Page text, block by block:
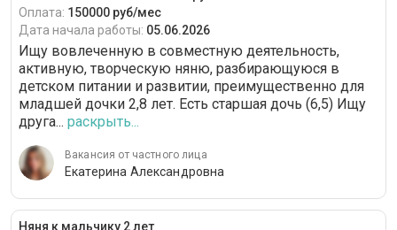
Оплата: 150000 руб/мес
Дата начала работы: 05.06.2026
Ищу вовлеченную в совместную деятельность,
активную, творческую няню, разбирающуюся в
детском питании и развитии, преимущественно для
младшей дочки 2,8 лет. Есть старшая дочь (6,5) Ищу
друга... раскрыть...
Вакансия от частного лица
Екатерина Александровна
Няня к мальчику 2 лет